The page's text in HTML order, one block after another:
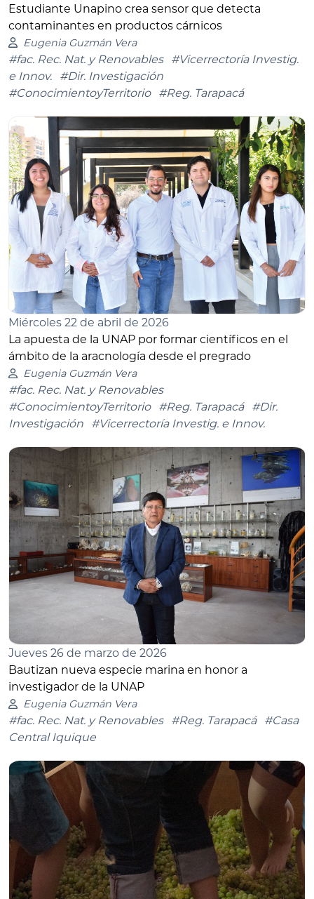
Estudiante Unapino crea sensor que detecta
contaminantes en productos cárnicos
Eugenia Guzmán Vera
#fac. Rec. Nat. y Renovables
#Vicerrectoría Investig.
e Innov.
#Dir. Investigación
#ConocimientoyTerritorio
#Reg. Tarapacá
Miércoles 22 de abril de 2026
La apuesta de la UNAP por formar científicos en el
ámbito de la aracnología desde el pregrado
Eugenia Guzmán Vera
#fac. Rec. Nat. y Renovables
#ConocimientoyTerritorio
#Reg. Tarapacá
#Dir.
Investigación
#Vicerrectoría Investig. e Innov.
Jueves 26 de marzo de 2026
Bautizan nueva especie marina en honor a
investigador de la UNAP
Eugenia Guzmán Vera
#fac. Rec. Nat. y Renovables #Reg. Tarapacá
#Casa
Central Iquique